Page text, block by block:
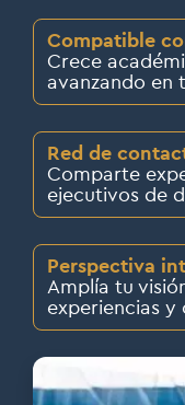
Compatible
Crece
avanzando en
Red de
Comparte
ejecutivos de
Perspectiva
Amplía tu
experiencias y